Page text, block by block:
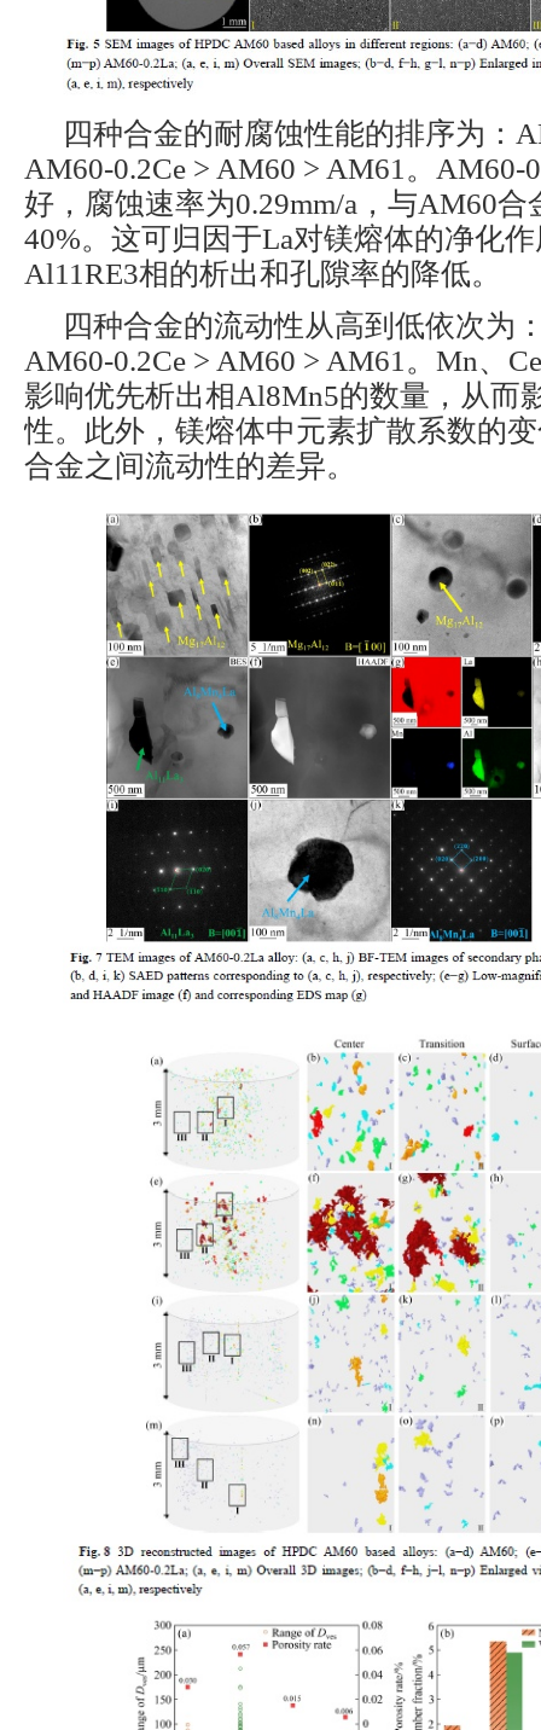
四种合金的耐腐蚀性能的排序为：
AM60-0.2Ce > AM60 > AM61。AM60-
好，腐蚀速率为0.29mm/a，与AM60
40%。这可归因于La对镁熔体的净化
Al11RE3相的析出和孔隙率的降低。
四种合金的流动性从高到低依次为
AM60-0.2Ce > AM60 > AM61。Mn、
影响优先析出相Al8Mn5的数量，从而
性。此外，镁熔体中元素扩散系数的
合金之间流动性的差异。